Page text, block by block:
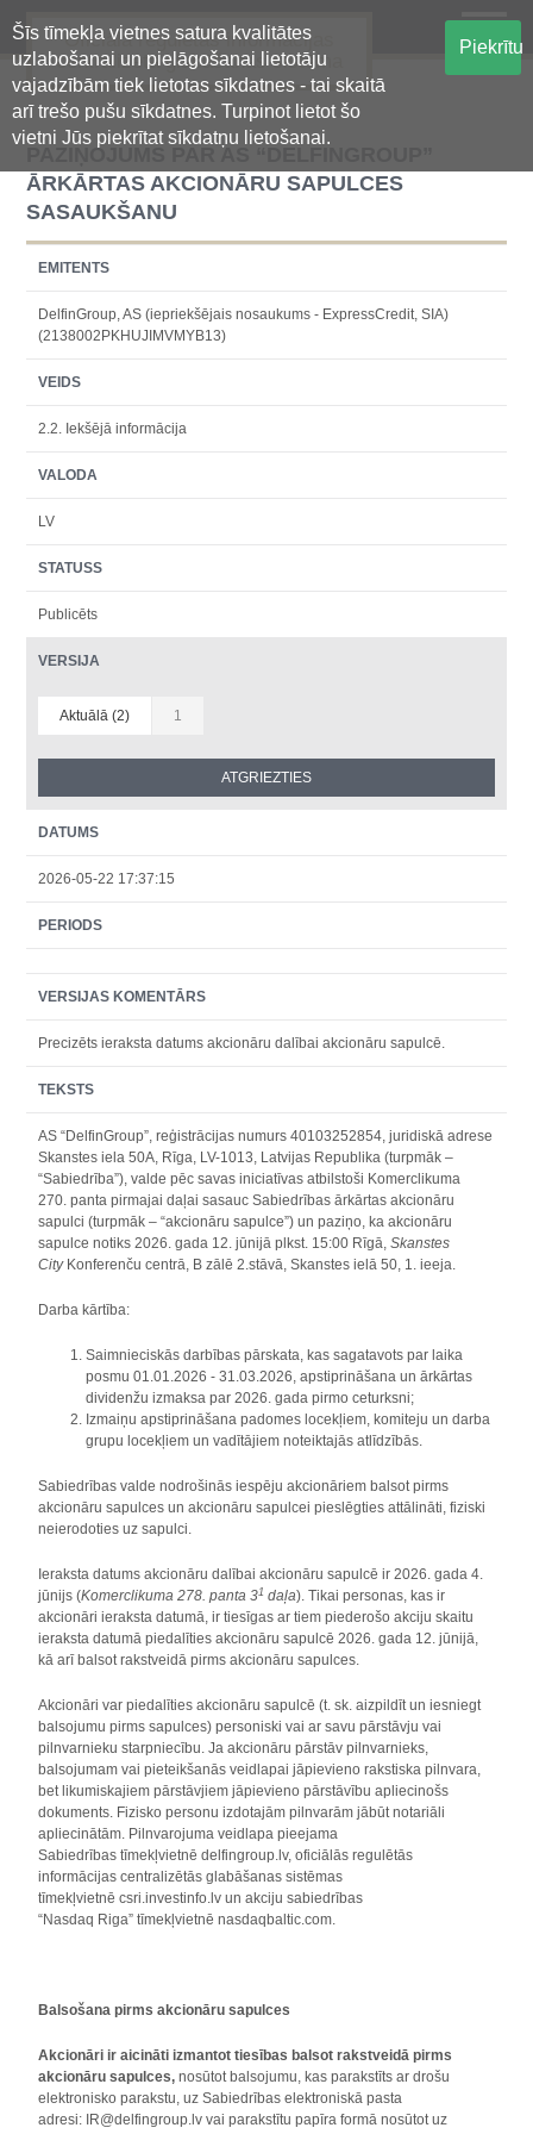
Šīs tīmekļa vietnes satura kvalitātes
uzlabošanai un pielāgošanai lietotāju
vajadzībām tiek lietotas sīkdatnes - tai skaitā
arī trešo pušu sīkdatnes. Turpinot lietot šo
vietni Jūs piekrītat sīkdatņu lietošanai.
Piekrītu
Oficiālā regulētās informācijas
centralizētā glabāšanas sistēma
PAZIŅOJUMS PAR AS “DELFINGROUP”
ĀRKĀRTAS AKCIONĀRU SAPULCES
SASAUKŠANU
EMITENTS
DelfinGroup, AS (iepriekšējais nosaukums - ExpressCredit, SIA)
(2138002PKHUJIMVMYB13)
VEIDS
2.2. Iekšējā informācija
VALODA
LV
STATUSS
Publicēts
VERSIJA
Aktuālā (2) 1
DATUMS
2026-05-22 17:37:15
PERIODS
VERSIJAS KOMENTĀRS
Precizēts ieraksta datums akcionāru dalībai akcionāru sapulcē.
TEKSTS
AS “DelfinGroup”, reģistrācijas numurs 40103252854, juridiskā adrese
Skanstes iela 50A, Rīga, LV-1013, Latvijas Republika (turpmāk –
“Sabiedrība”), valde pēc savas iniciatīvas atbilstoši Komerclikuma
270. panta pirmajai daļai sasauc Sabiedrības ārkārtas akcionāru
sapulci (turpmāk – “akcionāru sapulce”) un paziņo, ka akcionāru
sapulce notiks 2026. gada 12. jūnijā plkst. 15:00 Rīgā,Skanstes
CityKonferenču centrā, B zālē 2.stāvā, Skanstes ielā 50, 1. ieeja.
Darba kārtība:
Saimnieciskās darbības pārskata, kas sagatavots par laika
posmu 01.01.2026 - 31.03.2026, apstiprināšana un ārkārtas
dividenžu izmaksa par 2026. gada pirmo ceturksni;
Izmaiņu apstiprināšana padomes locekļiem, komiteju un darba
grupu locekļiem un vadītājiem noteiktajās atlīdzībās.
Sabiedrības valde nodrošinās iespēju akcionāriem balsot pirms
akcionāru sapulces un akcionāru sapulcei pieslēgties attālināti, fiziski
neierodoties uz sapulci.
Ieraksta datums akcionāru dalībai akcionāru sapulcē ir 2026. gada 4.
jūnijs (Komerclikuma 278. panta 31 daļa). Tikai personas, kas ir
akcionāri ieraksta datumā, ir tiesīgas ar tiem piederošo akciju skaitu
ieraksta datumā piedalīties akcionāru sapulcē 2026. gada 12. jūnijā,
kā arī balsot rakstveidā pirms akcionāru sapulces.
Akcionāri var piedalīties akcionāru sapulcē (t. sk. aizpildīt un iesniegt
balsojumu pirms sapulces) personiski vai ar savu pārstāvju vai
pilnvarnieku starpniecību. Ja akcionāru pārstāv pilnvarnieks,
balsojumam vai pieteikšanās veidlapai jāpievieno rakstiska pilnvara,
bet likumiskajiem pārstāvjiem jāpievieno pārstāvību apliecinošs
dokuments. Fizisko personu izdotajām pilnvarām jābūt notariāli
apliecinātām. Pilnvarojuma veidlapa pieejama
Sabiedrības tīmekļvietnē delfingroup.lv, oficiālās regulētās
informācijas centralizētās glabāšanas sistēmas
tīmekļvietnē csri.investinfo.lv un akciju sabiedrības
“Nasdaq Riga” tīmekļvietnē nasdaqbaltic.com.
Balsošana pirms akcionāru sapulces
Akcionāri ir aicināti izmantot tiesības balsot rakstveidā pirms
akcionāru sapulces, nosūtot balsojumu, kas parakstīts ar drošu
elektronisko parakstu, uz Sabiedrības elektroniskā pasta
adresi: IR@delfingroup.lv vai parakstītu papīra formā nosūtot uz